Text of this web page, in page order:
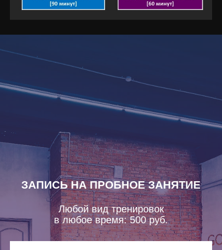
ЗАПИСЬ НА ПРОБНОЕ ЗАНЯТИЕ
Любой вид тренировок
в любое время: 500 руб.